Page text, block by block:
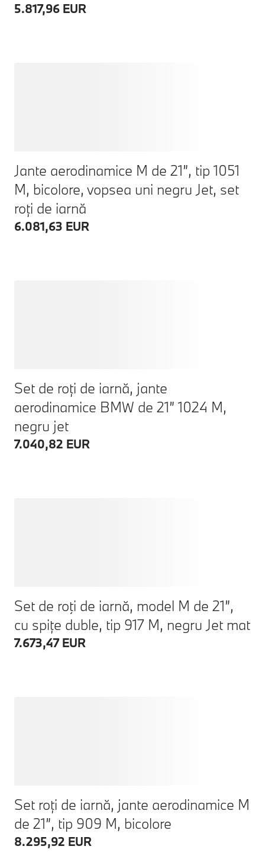
5.817,96 EUR
Jante aerodinamice M de 21”, tip 1051
M, bicolore, vopsea uni negru Jet, set
roți de iarnă
6.081,63 EUR
Set de roți de iarnă, jante
aerodinamice BMW de 21” 1024 M,
negru jet
7.040,82 EUR
Set de roţi de iarnă, model M de 21”,
cu spițe duble, tip 917 M, negru Jet mat
7.673,47 EUR
Set roți de iarnă, jante aerodinamice M
de 21”, tip 909 M, bicolore
8.295,92 EUR